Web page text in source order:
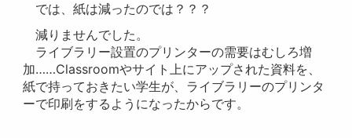
では、紙は減ったのでは？？？
減りませんでした。
ライブラリー設置のプリンターの需要はむしろ増
加……Classroomやサイト上にアップされた資料を、
紙で持っておきたい学生が、ライブラリーのプリンタ
ーで印刷をするようになったからです。